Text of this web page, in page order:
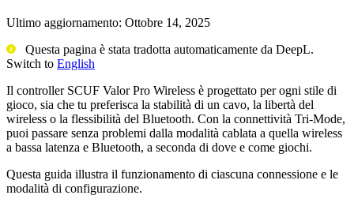
Ultimo aggiornamento: Ottobre 14, 2025
Questa pagina è stata tradotta automaticamente da DeepL.
Switch to English
Il controller SCUF Valor Pro Wireless è progettato per ogni stile di
gioco, sia che tu preferisca la stabilità di un cavo, la libertà del
wireless o la flessibilità del Bluetooth. Con la connettività Tri-Mode,
puoi passare senza problemi dalla modalità cablata a quella wireless
a bassa latenza e Bluetooth, a seconda di dove e come giochi.
Questa guida illustra il funzionamento di ciascuna connessione e le
modalità di configurazione.